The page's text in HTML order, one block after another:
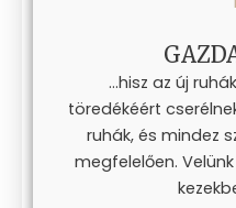
...hisz az új
töredékéért
ruhák, és mindez
megfelelően.